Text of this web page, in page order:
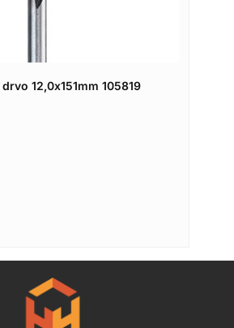
12,0x151mm 105819